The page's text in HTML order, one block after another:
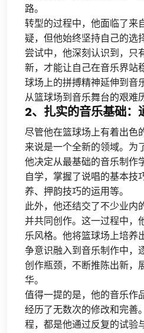
路。
转型的过程中，他面临了来
疑，但他始终坚持自己的选
尝试中，他深刻认识到，只
新，才能让自己在音乐界站
球场上的拼搏精神延伸到音
从篮球场到音乐舞台的艰难
2、扎实的音乐基础：
尽管他在篮球场上有着出色
来说是一个全新的领域。为
他决定从最基础的音乐制作
自学，掌握了说唱的基本技
养、押韵技巧的运用等。
此外，他还结交了不少业内
并共同创作。这一过程中，
乐风格。他将篮球场上培养
争意识融入到音乐制作中，
创作瓶颈，不断推陈出新，
华。
值得一提的是，他的音乐作
经历了无数次的修改和完善
程，都是他通过反复的试验